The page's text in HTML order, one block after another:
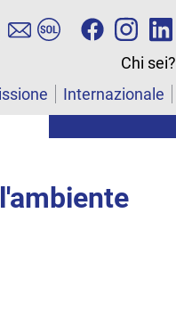
Chi sei?
Internazionale